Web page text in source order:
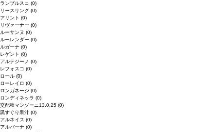
ランブルスコ (0)
リースリング (0)
アリント (0)
リヴァーナー (0)
ルーサンヌ (0)
ルーレンダー (0)
ルガーナ (0)
レゲント (0)
アルテジーノ (0)
レフォスコ (0)
ロール (0)
ローレイロ (0)
ロンガネージ (0)
ロンディネッラ (0)
交配種マンゾーニ13.0.25 (0)
黒すぐり果汁 (0)
アルネイス (0)
アルバーナ (0)